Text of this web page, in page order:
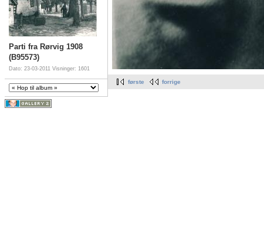
Parti fra Rørvig 1908
(B95573)
Dato: 23-03-2011 Visninger: 1601
første forrige